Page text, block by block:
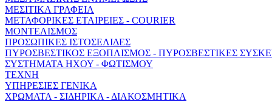
ΜΕΣΙΤΙΚΑ ΓΡΑΦΕΙΑ
ΜΕΤΑΦΟΡΙΚΕΣ ΕΤΑΙΡΕΙΕΣ - COURIER
ΜΟΝΤΕΛΙΣΜΟΣ
ΠΡΟΣΩΠΙΚΕΣ ΙΣΤΟΣΕΛΙΔΕΣ
ΠΥΡΟΣΒΕΣΤΙΚΟΣ ΕΞΟΠΛΙΣΜΟΣ - ΠΥΡΟΣΒΕΣΤΙΚΕΣ
ΣΥΣΤΗΜΑΤΑ ΗΧΟΥ - ΦΩΤΙΣΜΟΥ
ΤΕΧΝΗ
ΥΠΗΡΕΣΙΕΣ ΓΕΝΙΚΑ
ΧΡΩΜΑΤΑ - ΣΙΔΗΡΙΚΑ - ΔΙΑΚΟΣΜΗΤΙΚΑ